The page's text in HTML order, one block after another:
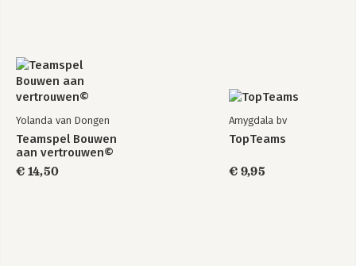
Based on the DISC
method.
Bekijk alle boeken
Yolanda van Dongen
Teamspel Bouwen
aan vertrouwen©
€ 14,50
Amygdala bv
TopTeams
€ 9,95